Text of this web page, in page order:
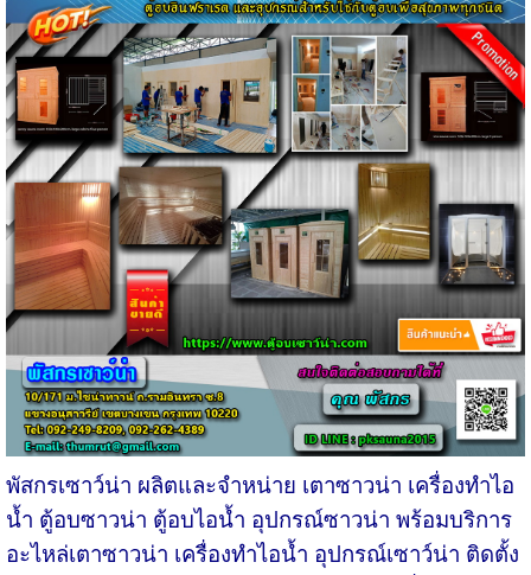
พัสกรเซาว์น่า ผลิตและจำหน่าย เตาซาวน่า เครื่องทำไอ
น้ำ ตู้อบซาวน่า ตู้อบไอน้ำ อุปกรณ์ซาวน่า พร้อมบริการ
อะไหล่เตาซาวน่า เครื่องทำไอน้ำ อุปกรณ์เซาว์น่า ติดตั้ง